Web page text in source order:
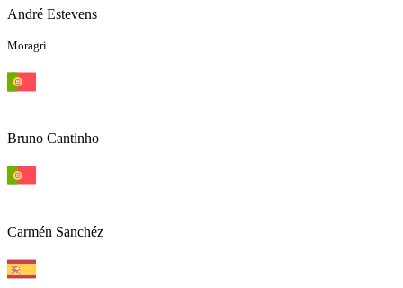
André Estevens
Moragri
Bruno Cantinho
Carmén Sanchéz